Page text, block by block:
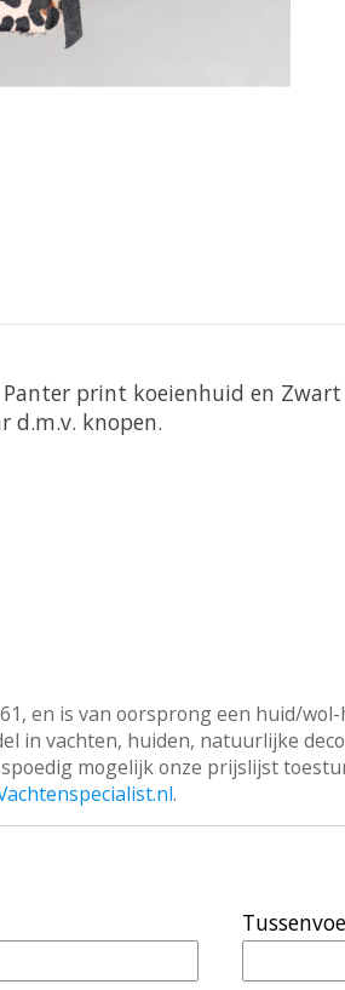
print koeienhuid en
d.m.v. knopen.
en is van oorsprong een huid/
in vachten, huiden, natuurlijke
mogelijk onze prijslijst
.